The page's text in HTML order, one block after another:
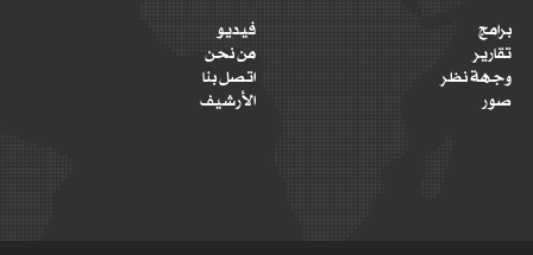
برامج
تقارير
وجهة نظر
صور
فيديو
من نحن
اتصل بنا
الأرشيف